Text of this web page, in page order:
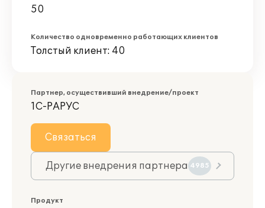
50
Количество одновременно работающих клиентов
Толстый клиент: 40
Партнер, осуществивший внедрение/проект
1С-РАРУС
Связаться
Другие внедрения партнера 4985
Продукт